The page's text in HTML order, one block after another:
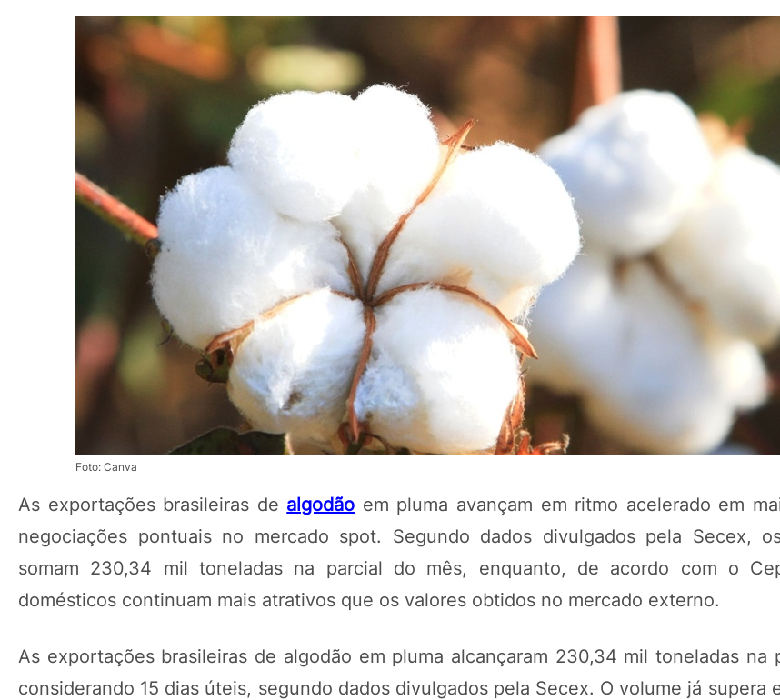
Foto: Canva
As exportações brasileiras de algodão em pluma avançam em ritmo acelerado em
negociações pontuais no mercado spot. Segundo dados divulgados pela Secex,
somam 230,34 mil toneladas na parcial do mês, enquanto, de acordo com o
domésticos continuam mais atrativos que os valores obtidos no mercado externo.
As exportações brasileiras de algodão em pluma alcançaram 230,34 mil toneladas na
considerando 15 dias úteis, segundo dados divulgados pela Secex. O volume já supera
POTOSÍ